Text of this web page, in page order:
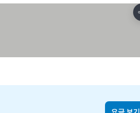
요금 보기